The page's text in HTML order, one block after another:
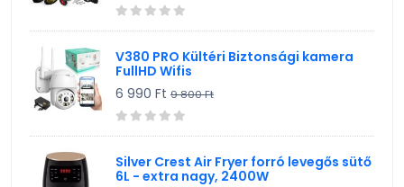
V380 PRO Kültéri Biztonsági kamera
FullHD Wifis
6 990 Ft 9 800 Ft
Silver Crest Air Fryer forró levegős sütő
6L - extra nagy, 2400W